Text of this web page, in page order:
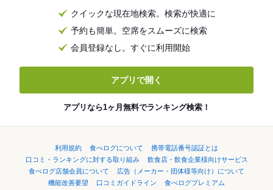
クイックな現在地検索。検索が快適に
予約も簡単。空席をスムーズに検索
会員登録なし。すぐに利用開始
アプリで開く
アプリなら1ヶ月無料でランキング検索！
利用規約 食べログについて
携帯電話番号認証とは
口コミ・ランキングに対する取り組み
飲食店・飲食企業様向けサービス
食べログ店舗会員について
広告（メーカー・団体様等向け）について
機能改善要望
口コミガイドライン
食べログプレミアム